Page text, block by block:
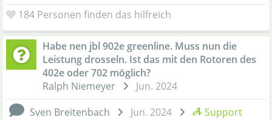
184 Personen finden das hilfreich
Habe nen jbl 902e greenline. Muss nun die
Leistung drosseln. Ist das mit den Rotoren des
402e oder 702 möglich?
Ralph Niemeyer
Jun. 2024
Sven Breitenbach
Jun. 2024
Support